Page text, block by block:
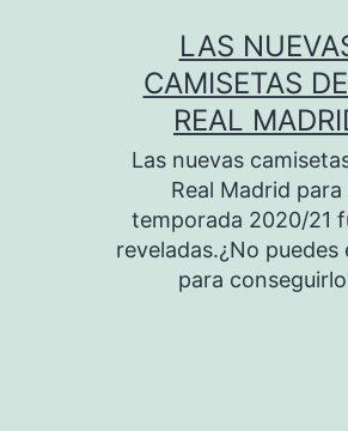
LAS
CAMISETAS
REAL
Las nuevas
Real Madrid para
temporada 2020/21
reveladas.¿No puedes
para